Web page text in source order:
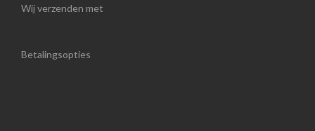
Wij verzenden met
Betalingsopties